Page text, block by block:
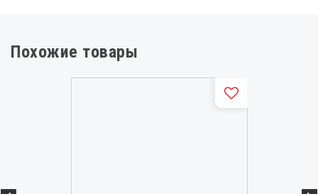
Похожие товары